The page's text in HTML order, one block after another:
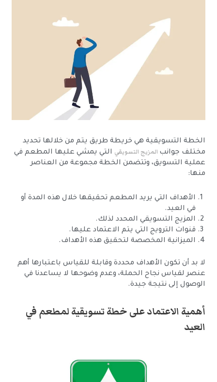
الخطة التسويقية هي خريطة طريق يتم من خلالها تحديد
مختلف جوانب المزيج التسويقي التي يمشي عليها المطعم في
عملية التسويق، وتتضمن الخطة مجموعة من العناصر
منها:
الأهداف التي يريد المطعم تحقيقها خلال هذه المدة أو
في العيد.
المزيج التسويقي المحدد لذلك.
قنوات الترويج التي يتم الاعتماد عليها.
الميزانية المخصصة لتحقيق هذه الأهداف.
لا بد أن تكون الأهداف محددة وقابلة للقياس باعتبارها أهم
عنصر لقياس نجاح الحملة، وعدم وضوحها لا يساعدنا في
الوصول إلى نتيجة جيدة.
أهمية الاعتماد على خطة تسويقية لمطعم في
العيد